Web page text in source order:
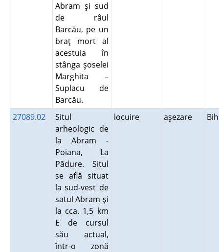
Abram şi sud
de râul
Barcău, pe un
braţ mort al
acestuia în
stânga şoselei
Marghita –
Suplacu de
Barcău.
27089.02
Situl
arheologic de
la Abram -
Poiana, La
Pădure. Situl
se află situat
la sud-vest de
satul Abram şi
la cca. 1,5 km
E de cursul
său actual,
într-o zonă
locuire aşezare